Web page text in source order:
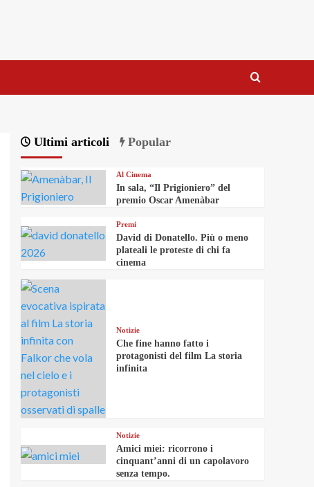
Ultimi articoli Popular
Al Cinema
In sala, “Il Prigioniero” del
premio Oscar Amenàbar
Premi
David di Donatello. Più o meno
plateali le proteste di chi fa
cinema
Notizie
Che fine hanno fatto i
protagonisti del film La storia
infinita
Notizie
Amici miei: ricorrono i
cinquant’anni di un capolavoro
senza tempo.